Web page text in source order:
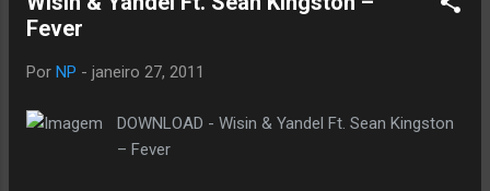
Fever
Por NP - janeiro 27, 2011
DOWNLOAD - Wisin & Yandel Ft. Sean Kingston
– Fever